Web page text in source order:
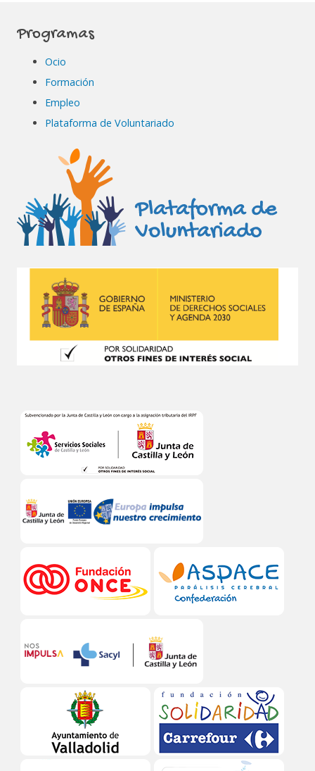
Programas
Ocio
Formación
Empleo
Plataforma de Voluntariado